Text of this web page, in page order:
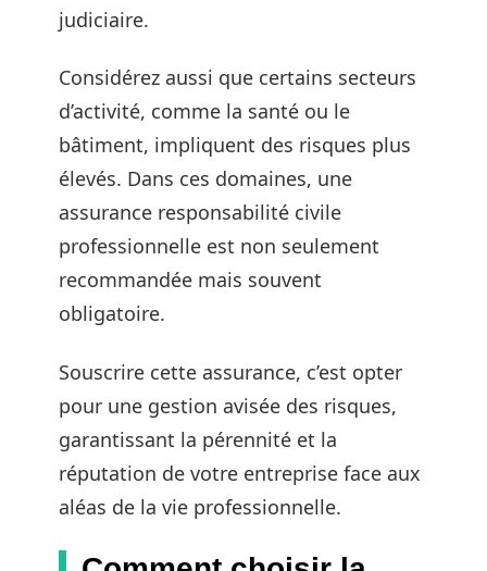
judiciaire.
Considérez aussi que certains secteurs
d’activité, comme la santé ou le
bâtiment, impliquent des risques plus
élevés. Dans ces domaines, une
assurance responsabilité civile
professionnelle est non seulement
recommandée mais souvent
obligatoire.
Souscrire cette assurance, c’est opter
pour une gestion avisée des risques,
garantissant la pérennité et la
réputation de votre entreprise face aux
aléas de la vie professionnelle.